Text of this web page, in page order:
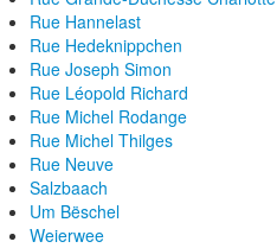
Rue Hannelast
Rue Hedeknippchen
Rue Joseph Simon
Rue Léopold Richard
Rue Michel Rodange
Rue Michel Thilges
Rue Neuve
Salzbaach
Um Bëschel
Weierwee